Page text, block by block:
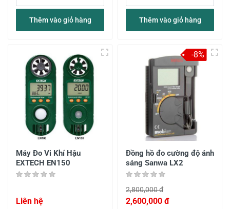
Thêm vào giỏ hàng Thêm vào giỏ hàng
Máy Đo Vi Khí Hậu
EXTECH EN150
Liên hệ
Đồng hồ đo cường độ ánh
sáng Sanwa LX2
2,800,000 đ
2,600,000 đ
-8%